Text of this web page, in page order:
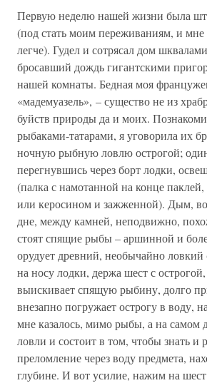
Первую неделю нашей жизни была
(под стать моим переживаниям, и мне
легче). Гудел и сотрясал дом
бросавший дождь гигантскими
нашей комнаты. Бедная моя
«мадемуазель», – существо не из
буйств природы да и моих.
рыбаками-татарами, я уговорила их
ночную рыбную ловлю острогой;
перегнувшись через борт лодки,
(палка с намотанной на конце
или керосином и зажженной). Дым,
дне, между камней, неподвижно,
стоят спящие рыбы – аршинной и
орудует древний, необычайно
на носу лодки, держа шест с острогой,
выискивает спящую рыбину, долго
внезапно погружает острогу в воду,
мне казалось, мимо рыбы, а на самом
ловли и состоит в том, чтобы знать и
преломление через воду предмета,
глубине. И вот усилие, нажим на шест